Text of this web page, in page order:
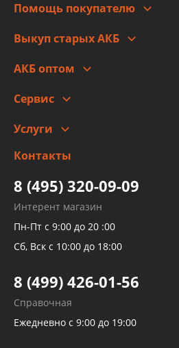
Правовая информация
Помощь покупателю
Оплата
Гарантии и возврат
Выкуп старых АКБ
АКБ оптом
Сервис
Заправка кондиционера авто
Детейлинг
Услуги
высокого давления
Тормозных трубок
Рукавов гидроусилителей
Рукавов компрессоров и турбин
Трубок кондиционеров
Развертка пайка медных стальных
алюминиевых трубок и штуцеров
Контакты
8 (495) 320-09-09
Интерент магазин
Пн-Пт с 9:00 до 20 :00
Сб, Вск с 10:00 до 18:00
8 (499) 426-01-56
Справочная
Ежедневно с 9:00 до 19:00